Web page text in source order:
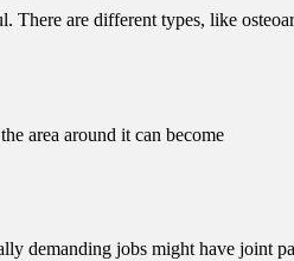
are different types, like
area around it can become
demanding jobs might have joint